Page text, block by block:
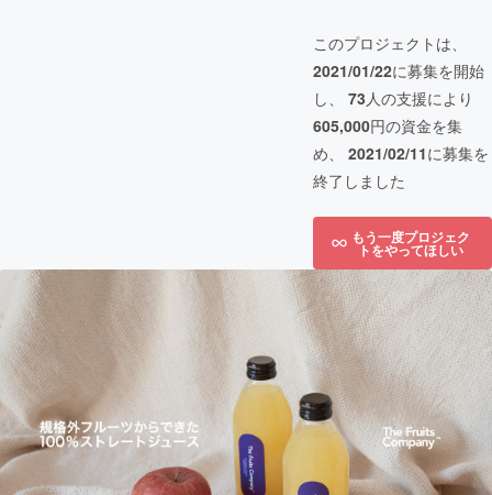
このプロジェクトは、
2021/01/22に募集を開始
し、 73人の支援により
605,000円の資金を集
め、 2021/02/11に募集を
終了しました
もう一度プロジェク
トをやってほしい